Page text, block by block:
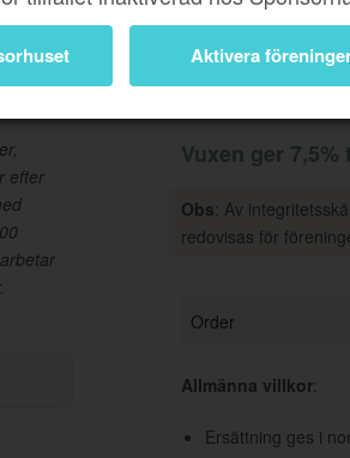
Aktivera
efter
Information
Vuxen ger 7,5%
Obs: Av
redovisas för
Order
Allmänna villkor:
Ersättning ges i